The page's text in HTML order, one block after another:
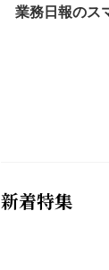
業務日報のス
新着特集